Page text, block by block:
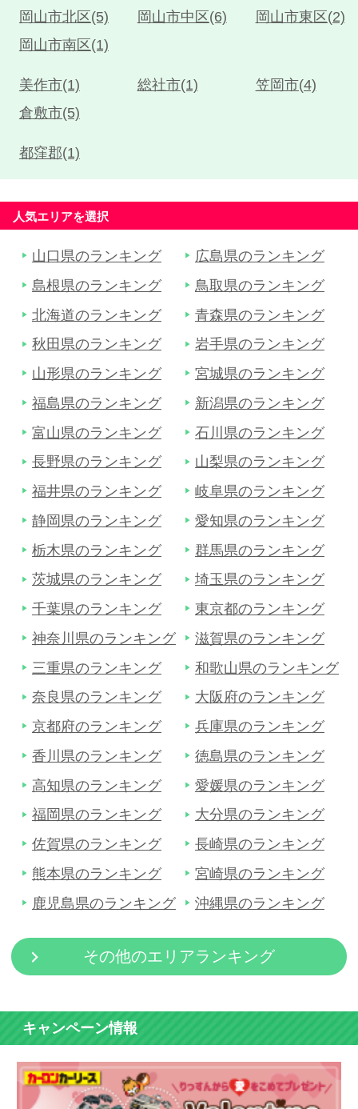
岡山市北区(5) 岡山市中区(6)
岡山市東区(2)
岡山市南区(1)
美作市(1) 総社市(1)
笠岡市(4)
倉敷市(5)
都窪郡(1)
人気エリアを選択
山口県のランキング
広島県のランキング
島根県のランキング
鳥取県のランキング
北海道のランキング
青森県のランキング
秋田県のランキング
岩手県のランキング
山形県のランキング
宮城県のランキング
福島県のランキング
新潟県のランキング
富山県のランキング
石川県のランキング
長野県のランキング
山梨県のランキング
福井県のランキング
岐阜県のランキング
静岡県のランキング
愛知県のランキング
栃木県のランキング
群馬県のランキング
茨城県のランキング
埼玉県のランキング
千葉県のランキング
東京都のランキング
神奈川県のランキング
滋賀県のランキング
三重県のランキング
和歌山県のランキング
奈良県のランキング
大阪府のランキング
京都府のランキング
兵庫県のランキング
香川県のランキング
徳島県のランキング
高知県のランキング
愛媛県のランキング
福岡県のランキング
大分県のランキング
佐賀県のランキング
長崎県のランキング
熊本県のランキング
宮崎県のランキング
鹿児島県のランキング
沖縄県のランキング
その他のエリアランキング
キャンペーン情報